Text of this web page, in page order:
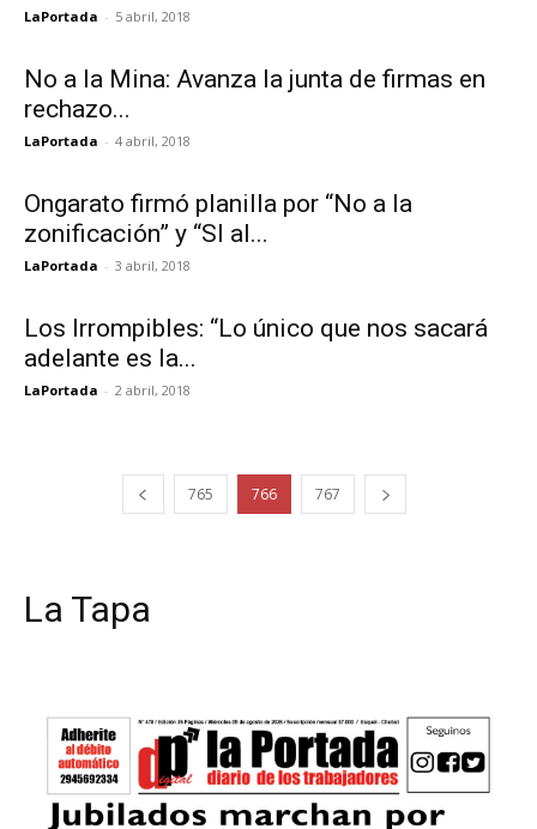
LaPortada - 5 abril, 2018
No a la Mina: Avanza la junta de firmas en
rechazo...
LaPortada - 4 abril, 2018
Ongarato firmó planilla por “No a la
zonificación” y “SI al...
LaPortada - 3 abril, 2018
Los Irrompibles: “Lo único que nos sacará
adelante es la...
LaPortada - 2 abril, 2018
765 766 767
La Tapa